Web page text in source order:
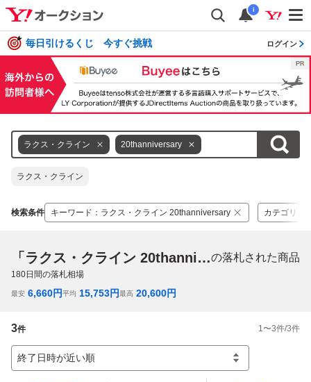
i
毎日引けるくじ 今すぐ挑戦 ログイン
ラクス・クライン 20thanniversary
ラクス・クライン
検索条件 キーワード ： ラクス・クライン 20thanniversary カテゴリ
「ラクス・クライン 20thanniversary」の落札された商品
180日間の落札相場
最安 6,660円平均 15,753円最高 20,600円
3件 1 〜3件/3件
終了日時が近い順